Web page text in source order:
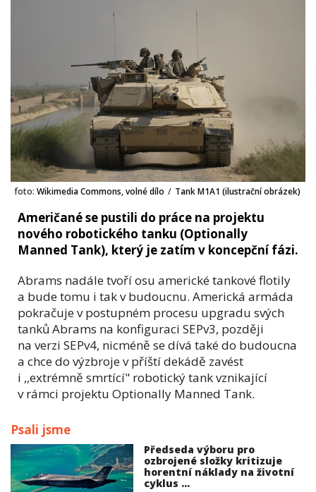
foto: Wikimedia Commons, volné dílo / Tank M1A1 (ilustrační obrázek)
Američané se pustili do práce na projektu
nového robotického tanku (Optionally
Manned Tank), který je zatím v koncepční fázi.
Abrams nadále tvoří osu americké tankové flotily
a bude tomu i tak v budoucnu. Americká armáda
pokračuje v postupném procesu upgradu svých
tanků Abrams na konfiguraci SEPv3, později
na verzi SEPv4, nicméně se dívá také do budoucna
a chce do výzbroje v příští dekádě zavést
i ,,extrémně smrtící" robotický tank vznikající
v rámci projektu Optionally Manned Tank.
Psali jsme
Předseda výboru pro
ozbrojené složky kritizuje
horentní náklady na životní
cyklus ...